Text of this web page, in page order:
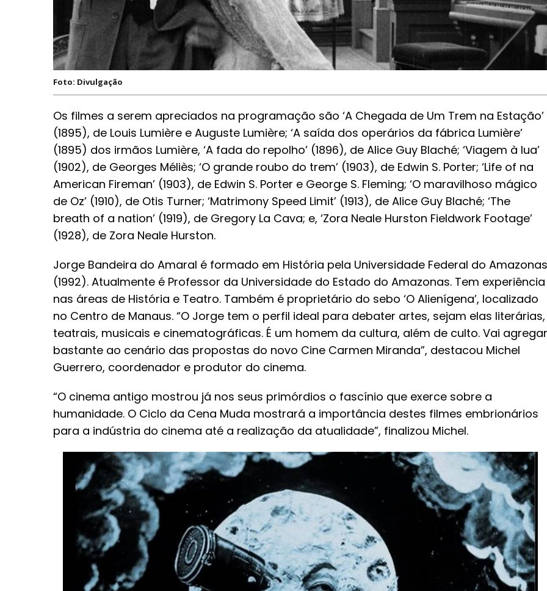
Foto: Divulgação
Os filmes a serem apreciados na programação são ‘A Chegada de Um Trem na Estação’
(1895), de Louis Lumière e Auguste Lumière; ‘A saída dos operários da fábrica Lumière’
(1895) dos irmãos Lumière, ‘A fada do repolho’ (1896), de Alice Guy Blaché; ‘Viagem à lua’
(1902), de Georges Méliès; ‘O grande roubo do trem’ (1903), de Edwin S. Porter; ‘Life of na
American Fireman’ (1903), de Edwin S. Porter e George S. Fleming; ‘O maravilhoso mágico
de Oz’ (1910), de Otis Turner; ‘Matrimony Speed Limit’ (1913), de Alice Guy Blaché; ‘The
breath of a nation’ (1919), de Gregory La Cava; e, ‘Zora Neale Hurston Fieldwork Footage’
(1928), de Zora Neale Hurston.
Jorge Bandeira do Amaral é formado em História pela Universidade Federal do Amazonas
(1992). Atualmente é Professor da Universidade do Estado do Amazonas. Tem experiência
nas áreas de História e Teatro. Também é proprietário do sebo ‘O Alienígena’, localizado
no Centro de Manaus. “O Jorge tem o perfil ideal para debater artes, sejam elas literárias,
teatrais, musicais e cinematográficas. É um homem da cultura, além de culto. Vai agregar
bastante ao cenário das propostas do novo Cine Carmen Miranda”, destacou Michel
Guerrero, coordenador e produtor do cinema.
“O cinema antigo mostrou já nos seus primórdios o fascínio que exerce sobre a
humanidade. O Ciclo da Cena Muda mostrará a importância destes filmes embrionários
para a indústria do cinema até a realização da atualidade”, finalizou Michel.